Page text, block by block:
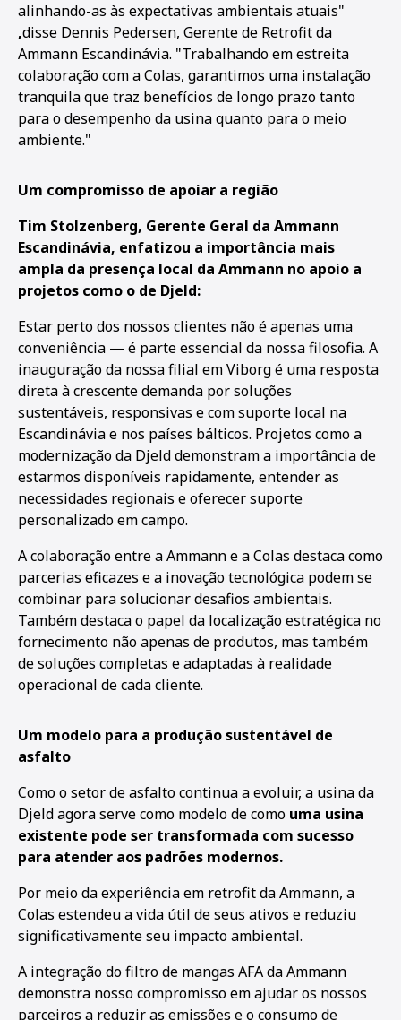
alinhando-as às expectativas ambientais atuais"
,disse Dennis Pedersen, Gerente de Retrofit da
Ammann Escandinávia. "Trabalhando em estreita
colaboração com a Colas, garantimos uma instalação
tranquila que traz benefícios de longo prazo tanto
para o desempenho da usina quanto para o meio
ambiente."
Um compromisso de apoiar a região
Tim Stolzenberg, Gerente Geral da Ammann
Escandinávia, enfatizou a importância mais
ampla da presença local da Ammann no apoio a
projetos como o de Djeld:
Estar perto dos nossos clientes não é apenas uma
conveniência — é parte essencial da nossa filosofia. A
inauguração da nossa filial em Viborg é uma resposta
direta à crescente demanda por soluções
sustentáveis, responsivas e com suporte local na
Escandinávia e nos países bálticos. Projetos como a
modernização da Djeld demonstram a importância de
estarmos disponíveis rapidamente, entender as
necessidades regionais e oferecer suporte
personalizado em campo.
A colaboração entre a Ammann e a Colas destaca como
parcerias eficazes e a inovação tecnológica podem se
combinar para solucionar desafios ambientais.
Também destaca o papel da localização estratégica no
fornecimento não apenas de produtos, mas também
de soluções completas e adaptadas à realidade
operacional de cada cliente.
Um modelo para a produção sustentável de
asfalto
Como o setor de asfalto continua a evoluir, a usina da
Djeld agora serve como modelo de como uma usina
existente pode ser transformada com sucesso
para atender aos padrões modernos.
Por meio da experiência em retrofit da Ammann, a
Colas estendeu a vida útil de seus ativos e reduziu
significativamente seu impacto ambiental.
A integração do filtro de mangas AFA da Ammann
demonstra nosso compromisso em ajudar os nossos
parceiros a reduzir as emissões e o consumo de